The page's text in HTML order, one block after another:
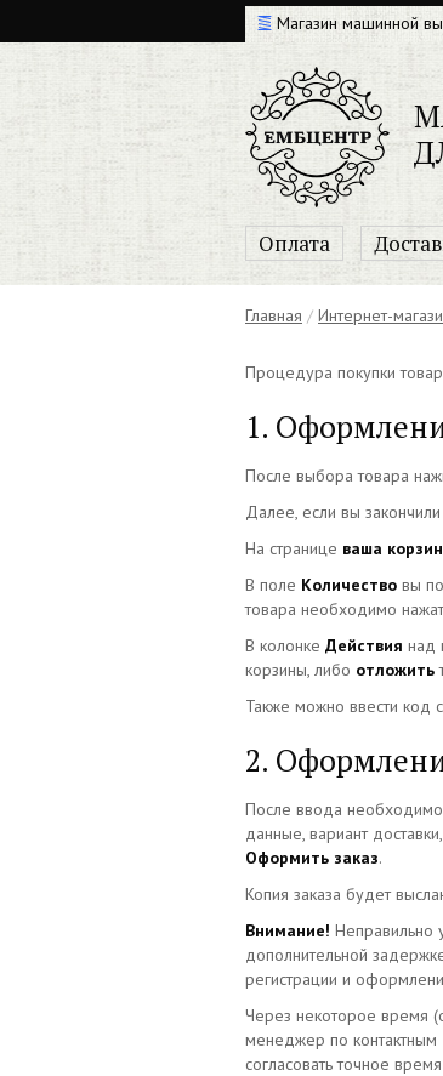
Магазин машинной
Оплата
Главная / Интернет-
Процедура покупки
1.
После выбора товара
Далее, если вы
На странице ваша
В поле Количество вы
товара необходимо
В колонке Действия над
корзины, либо отложить
Также можно ввести код
2.
После ввода
данные, вариант
Оформить заказ.
Копия заказа будет
Внимание! Неправильно
дополнительной
регистрации и
Через некоторое время
менеджер по
согласовать точное